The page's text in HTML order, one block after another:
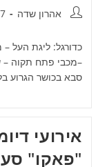
מחבר:אהרון שדה
סבא בכושר הגרוע
"פאקו"